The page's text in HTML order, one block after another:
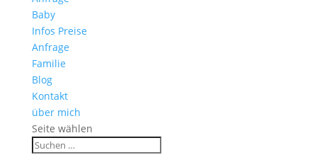
Baby
Infos Preise
Anfrage
Familie
Blog
Kontakt
über mich
Seite wählen